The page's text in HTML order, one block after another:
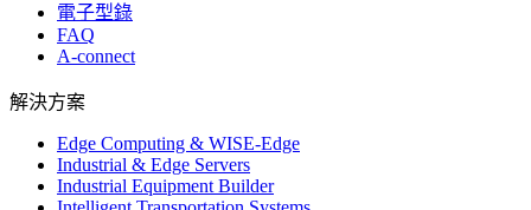
電子型錄
FAQ
A-connect
解決方案
Edge Computing & WISE-Edge
Industrial & Edge Servers
Industrial Equipment Builder